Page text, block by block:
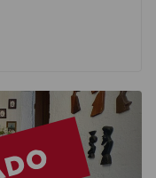
Guarda -